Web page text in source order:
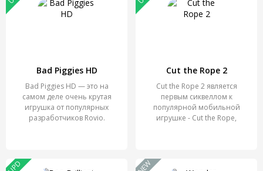
Bad Piggies HD
Bad Piggies HD — это на
самом деле очень крутая
игрушка от популярных
разработчиков Rovio.
Cut the Rope 2
Cut the Rope 2 является
первым сиквеллом к
популярной мобильной
игрушке - Cut the Rope,
UPD NEW